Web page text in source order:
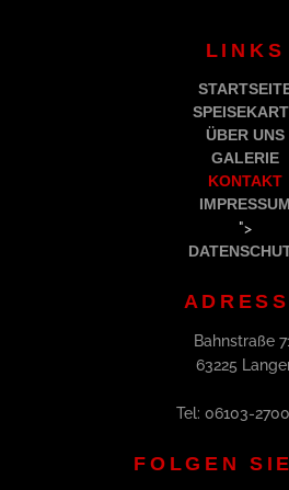
LINKS
ÜBER UNS
GALERIE
KONTAKT
IMPRESSUM
">
Bahnstraße
63225
Tel: 06103-
FOLGEN